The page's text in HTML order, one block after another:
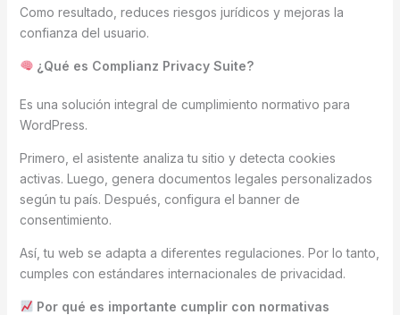
Como resultado, reduces riesgos jurídicos y mejoras la
confianza del usuario.
¿Qué es Complianz Privacy Suite?
Es una solución integral de cumplimiento normativo para
WordPress.
Primero, el asistente analiza tu sitio y detecta cookies
activas. Luego, genera documentos legales personalizados
según tu país. Después, configura el banner de
consentimiento.
Así, tu web se adapta a diferentes regulaciones. Por lo tanto,
cumples con estándares internacionales de privacidad.
Por qué es importante cumplir con normativas